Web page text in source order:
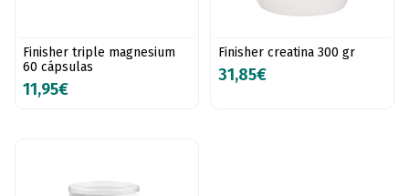
Finisher triple magnesium
60 cápsulas
11,95€
Finisher creatina 300 gr
31,85€